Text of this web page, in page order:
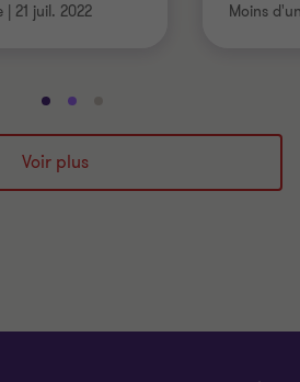
21 juil. 2022 Moins
Aller
à
la
diapositive
Aller
à
la
diapositive
à
diapositive
Voir plus